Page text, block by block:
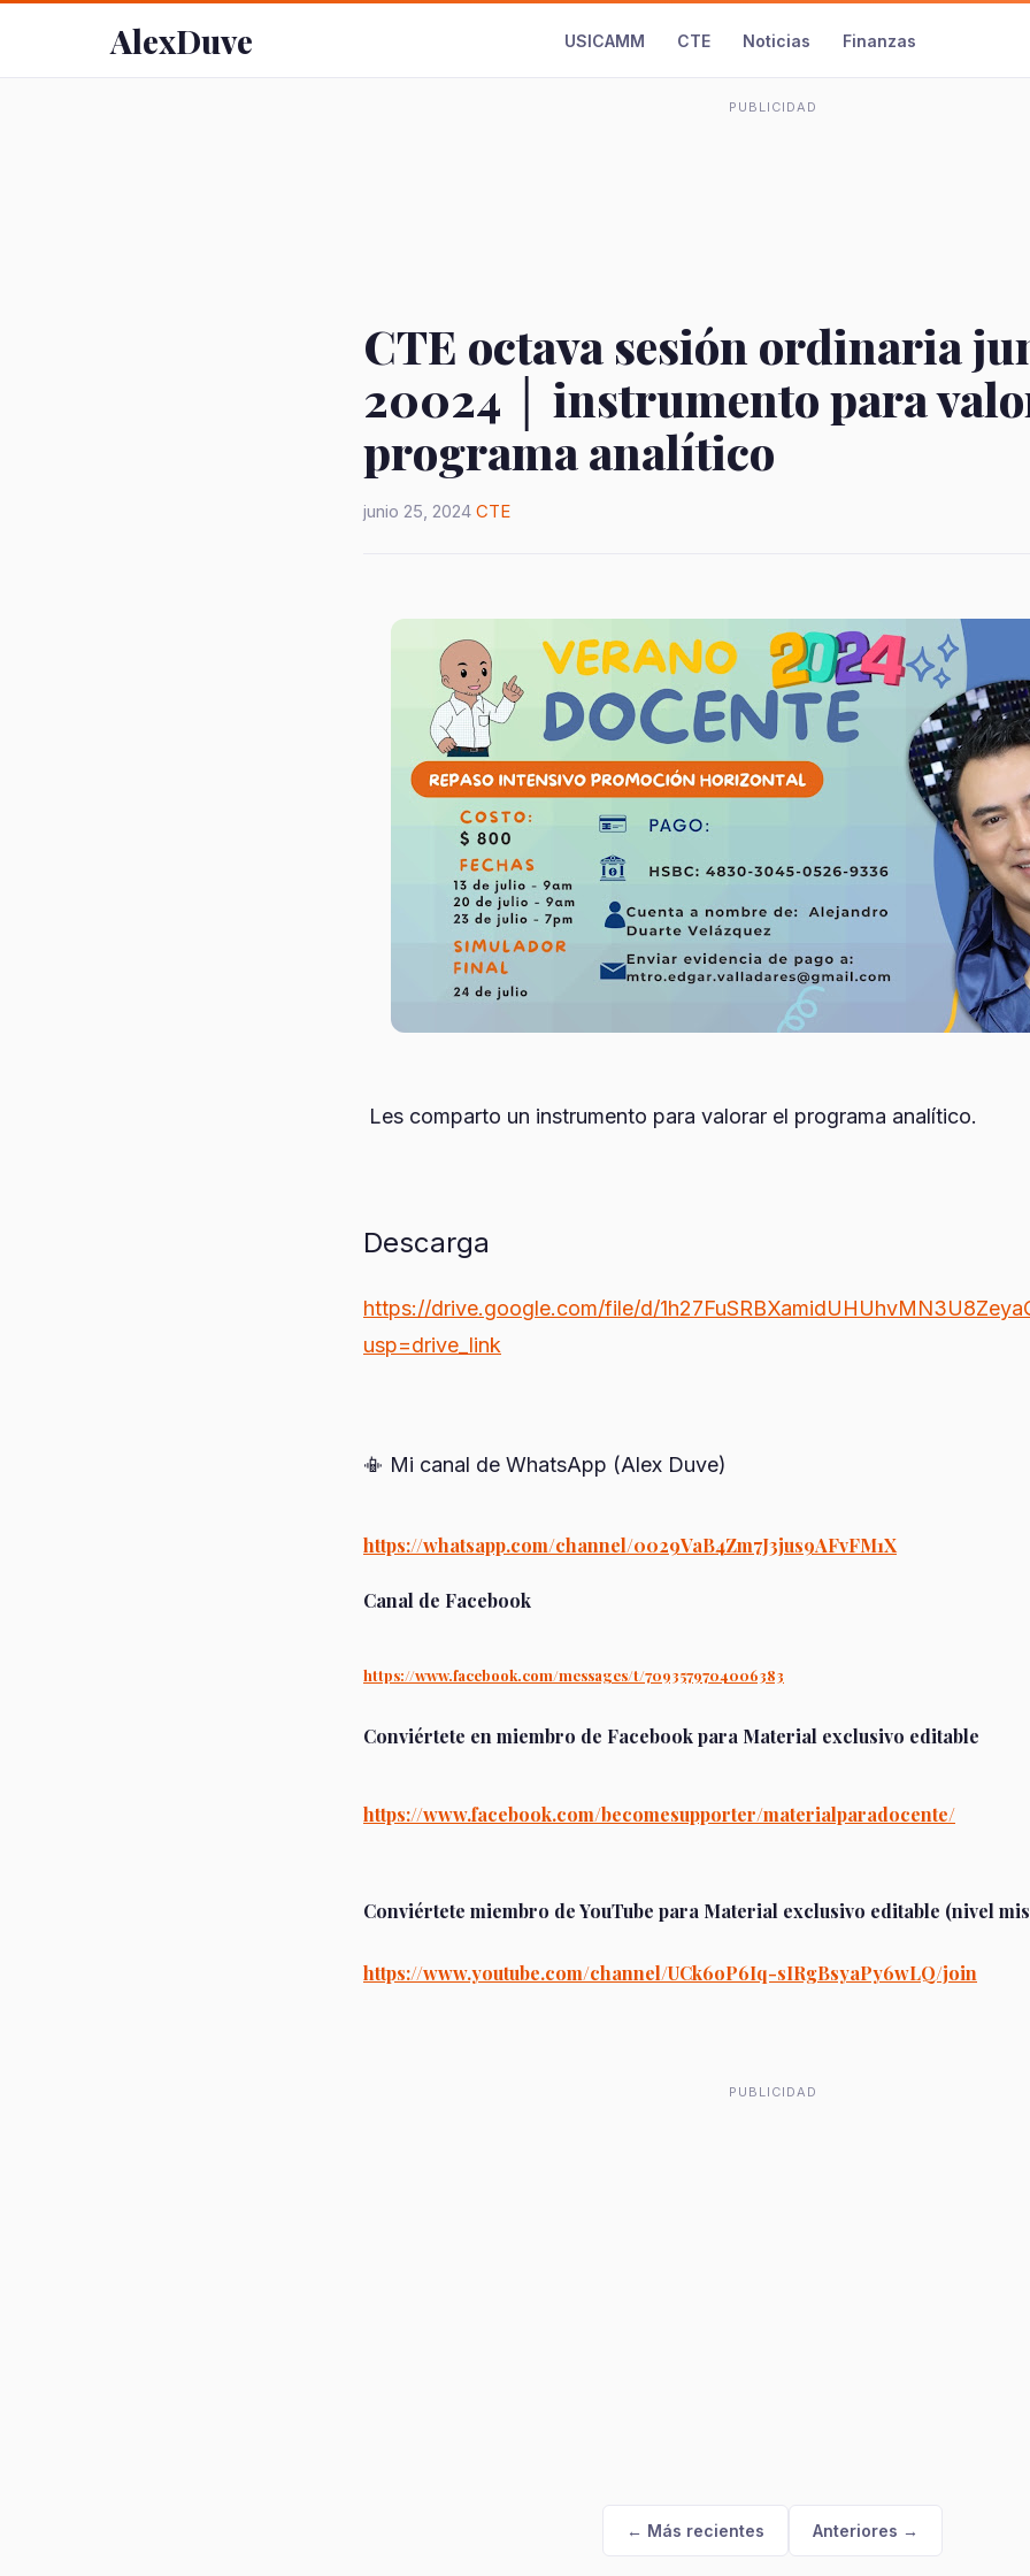
AlexDuve USICAMM CTE Noticias Finanzas
PUBLICIDAD
CTE octava sesión ordinaria
20024 │ instrumento para
programa analítico
junio 25, 2024 CTE
Les comparto un instrumento para valorar el programa analítico.
Descarga
https://drive.google.com/file/d/
usp=drive_link
📳 Mi canal de WhatsApp (Alex Duve)
https://whatsapp.com/channel/0029VaB4Zm7J3jus9AFvFM1X
Canal de Facebook
https://www.facebook.com/messages/t/7093579704006383
Conviértete en miembro de Facebook para Material exclusivo editable
https://www.facebook.com/becomesupporter/materialparadocente/
Conviértete miembro de YouTube para Material exclusivo editable (nivel
https://www.youtube.com/channel/UCk6oP6Iq-sIRgBsyaPy6wLQ/join
PUBLICIDAD
← Más recientes Anteriores →